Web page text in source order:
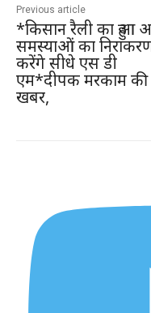
Previous article
*किसान रैली का हुआ
समस्याओं का
करेंगे सीधे एस डी
एम*दीपक मरकाम की
खबर,